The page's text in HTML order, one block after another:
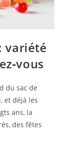
variété
du sac de
et déjà les
ans, la
des fêtes